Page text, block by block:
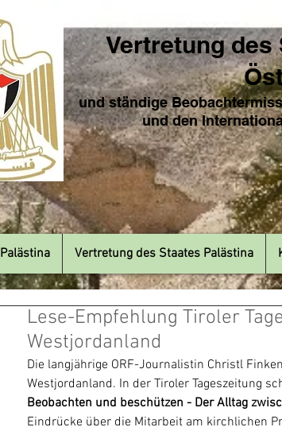
Vertretung des
und ständige
und den Internat
Lese-Empfehlung Tiroler
Westjordanland
Die langjährige ORF-Journalistin Christl
Westjordanland. In der Tiroler Tageszeitung
Beobachten und beschützen - Der Alltag
Eindrücke über die Mitarbeit am kirchlichen
Palästina Vertretung des Staates Palästina